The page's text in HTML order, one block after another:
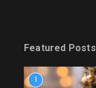
Featured Posts
1